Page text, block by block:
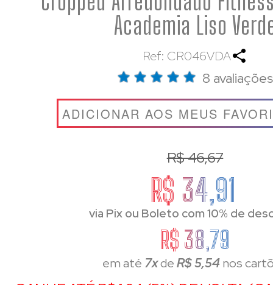
Academia Liso
Ref: CR046VDA
8 avaliações
ADICIONAR AOS MEUS
R$ 46,67
R$ 34,91
via Pix ou Boleto com 10% de
R$ 38,79
em até 7xdeR$ 5,54nos